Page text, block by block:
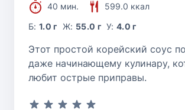
40 мин.
599.0 ккал
Б:1.0 г Ж: 55.0 г У:4.0 г
Этот простой корейский соус
даже начинающему кулинару,
любит острые приправы.